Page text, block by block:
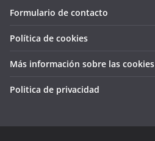
Formulario de contacto
Política de cookies
Más información sobre las cookies
Politica de privacidad